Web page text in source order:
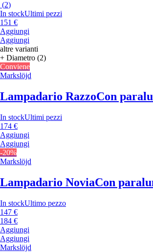
(2)
In stockUltimi pezzi
151 €
Aggiungi
Aggiungi
altre varianti
+ Diametro (2)
Conviene
Markslöjd
Lampadario RazzoCon
In stockUltimi pezzi
174 €
Aggiungi
Aggiungi
-20%
Markslöjd
Lampadario NoviaCon
In stockUltimo pezzo
147 €
184 €
Aggiungi
Aggiungi
Markslöjd